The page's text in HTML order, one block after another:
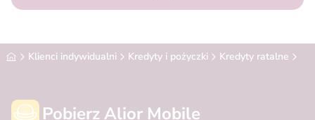
Alior BankKlienci indywidualni Kredyty i pożyczki Kredyty ratalne
Pobierz Alior Mobile